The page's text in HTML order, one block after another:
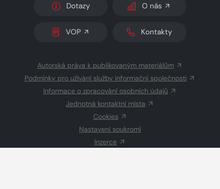
Dotazy O nás
VOP Kontakty
Autorská práva k publikovaným materiálům
Podmínky pro užívání služby informační společnosti
Informace o zpracování osobních údajů
Jednotná kontaktní místa
Cookies
Nastavení soukromí
Inzerce